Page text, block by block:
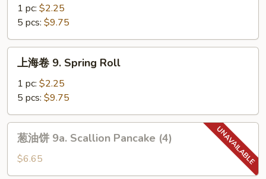
8a.
Vegetables
Egg
Roll
1 pc: $2.25
5 pcs: $9.75
Spring
Roll
上海卷 9. Spring Roll
1 pc: $2.25
5 pcs: $9.75
9a.
葱油饼 9a. Scallion Pancake (4)
$6.65